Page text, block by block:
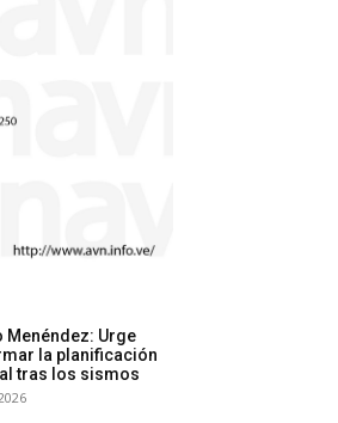
Menéndez: Urge
la planificación
tras los sismos